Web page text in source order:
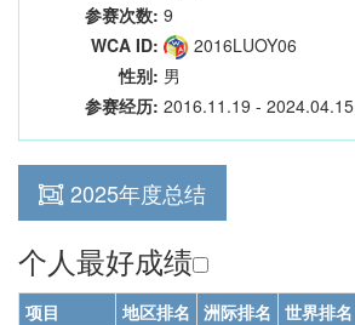
参赛次数: 9
WCA ID:
2016LUOY06
性别: 男
参赛经历: 2016.11.19 - 2024.04.15
2025年度总结
个人最好成绩
项目 地区排名 洲际排名 世界排名